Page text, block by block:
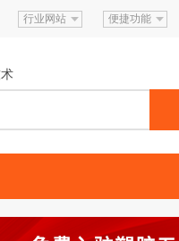
行业网站 便捷功能